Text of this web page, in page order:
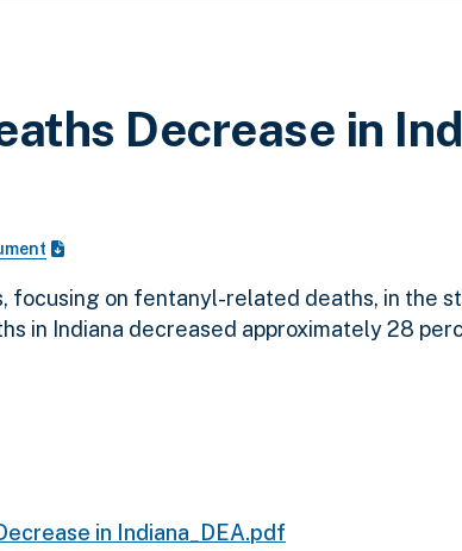
Decrease in
on fentanyl-related deaths, in the
in Indiana decreased approximately 28
in Indiana_DEA.pdf